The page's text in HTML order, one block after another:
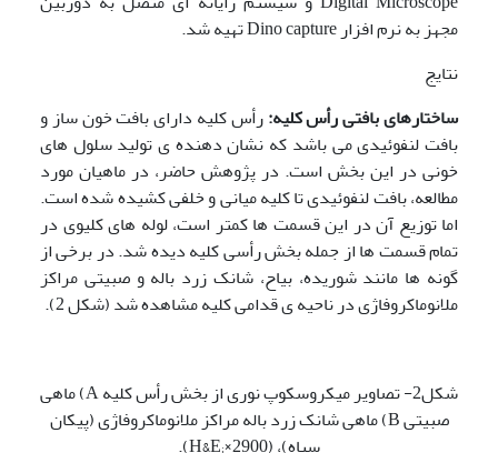
مجهز به نرم افزار Dino capture تهیه شد.
نتایج
ساختارهای بافتی رأس کلیه:رأس کلیه دارای بافت خون ساز و
بافت لنفوئیدی می باشد که نشان دهنده ی تولید سلول های
خونی در این بخش است. در پژوهش حاضر، در ماهیان مورد
مطالعه، بافت لنفوئیدی تا کلیه میانی و خلفی کشیده شده است.
اما توزیع آن در این قسمت ها کمتر است، لوله های کلیوی در
تمام قسمت ها از جمله بخش رأسی کلیه دیده شد. در برخی از
گونه ها مانند شوریده، بیاح، شانک زرد باله و صبیتی مراکز
ملانوماکروفاژی در ناحیه ی قدامی کلیه مشاهده شد (شکل 2).
شکل2- تصاویر میکروسکوپ نوری از بخش رأس کلیه A) ماهی
صبیتی B) ماهی شانک زرد باله مراکز ملانوماکروفاژی (پیکان
سیاه)، (H&E;×2900).